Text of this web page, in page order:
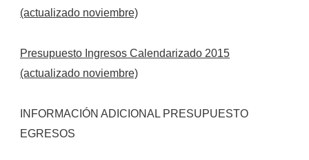
(actualizado noviembre)
Presupuesto Ingresos Calendarizado 2015
(actualizado noviembre)
INFORMACIÓN ADICIONAL PRESUPUESTO
EGRESOS